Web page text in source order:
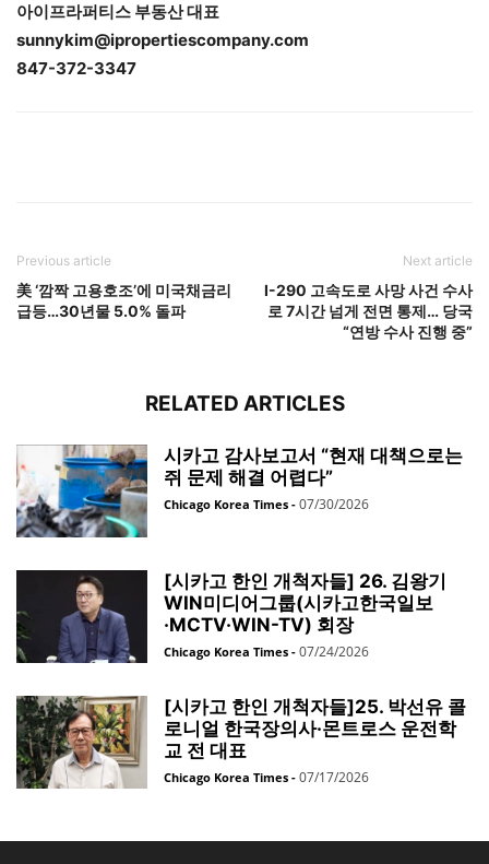
아이프라퍼티스 부동산 대표
sunnykim@ipropertiescompany.com
847-372-3347
Previous article
美 ‘깜짝 고용호조’에 미국채금리
급등…30년물 5.0% 돌파
Next article
I-290 고속도로 사망 사건 수사
로 7시간 넘게 전면 통제… 당국
“연방 수사 진행 중”
RELATED ARTICLES
시카고 감사보고서 “현재 대책으로는
쥐 문제 해결 어렵다”
Chicago Korea Times - 07/30/2026
[시카고 한인 개척자들] 26. 김왕기
WIN미디어그룹(시카고한국일보
·MCTV·WIN-TV) 회장
Chicago Korea Times - 07/24/2026
[시카고 한인 개척자들]25. 박선유 콜
로니얼 한국장의사·몬트로스 운전학
교 전 대표
Chicago Korea Times - 07/17/2026